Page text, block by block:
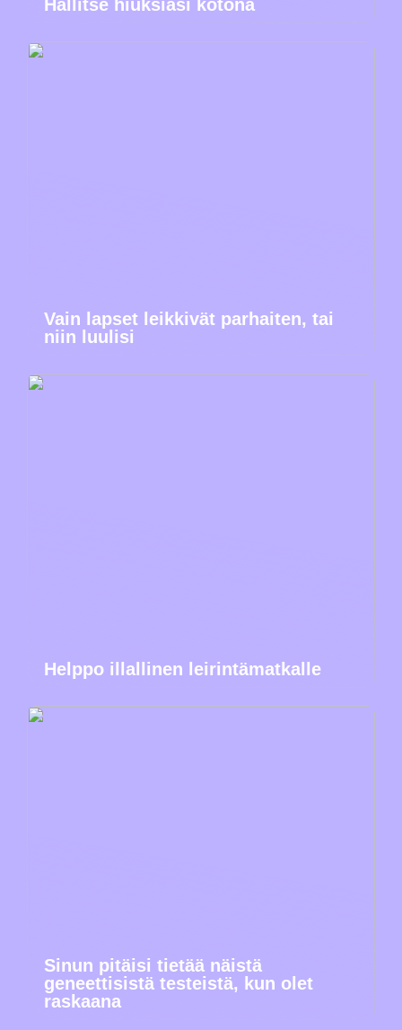
Hallitse hiuksiasi kotona
Vain lapset leikkivät parhaiten, tai
niin luulisi
Helppo illallinen leirintämatkalle
Sinun pitäisi tietää näistä
geneettisistä testeistä, kun olet
raskaana